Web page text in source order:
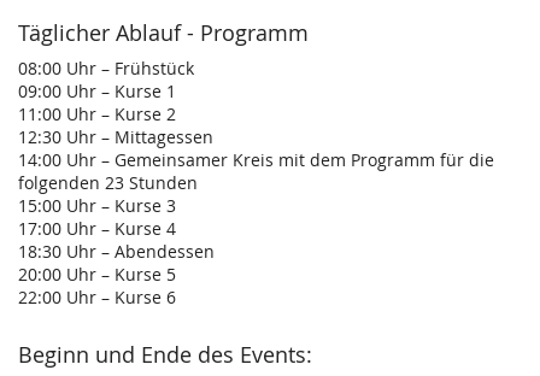
Täglicher Ablauf - Programm
08:00 Uhr – Frühstück
09:00 Uhr – Kurse 1
11:00 Uhr – Kurse 2
12:30 Uhr – Mittagessen
14:00 Uhr – Gemeinsamer Kreis mit dem Programm für die
folgenden 23 Stunden
15:00 Uhr – Kurse 3
17:00 Uhr – Kurse 4
18:30 Uhr – Abendessen
20:00 Uhr – Kurse 5
22:00 Uhr – Kurse 6
Beginn und Ende des Events: